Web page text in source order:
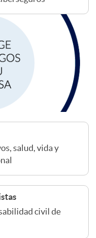
salud, vida y
civil de